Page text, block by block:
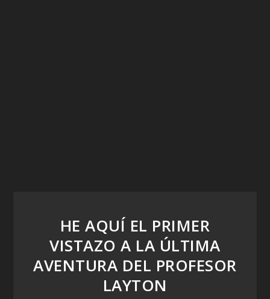
HE AQUÍ EL PRIMER
VISTAZO A LA ÚLTIMA
AVENTURA DEL PROFESOR
LAYTON